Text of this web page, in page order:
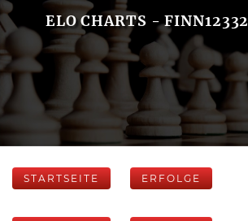
ELO CHARTS - FINN12332
STARTSEITE ERFOLGE